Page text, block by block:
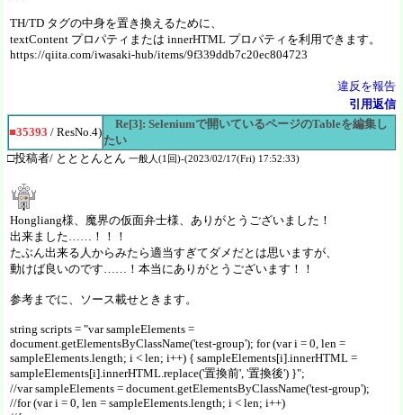
TH/TD タグの中身を置き換えるために、
textContent プロパティまたは innerHTML プロパティを利用できます。
https://qiita.com/iwasaki-hub/items/9f339ddb7c20ec804723
違反を報告
引用返信
■35393 / ResNo.4)
Re[3]: Seleniumで開いているページのTableを編集し
たい
□投稿者/ とととんとん 一般人(1回)-(2023/02/17(Fri) 17:52:33)
Hongliang様、魔界の仮面弁士様、ありがとうございました！
出来ました……！！！
たぶん出来る人からみたら適当すぎてダメだとは思いますが、
動けば良いのです……！本当にありがとうございます！！
参考までに、ソース載せときます。
string scripts = "var sampleElements =
document.getElementsByClassName('test-group'); for (var i = 0, len =
sampleElements.length; i < len; i++) { sampleElements[i].innerHTML =
sampleElements[i].innerHTML.replace('置換前', '置換後') }";
//var sampleElements = document.getElementsByClassName('test-group');
//for (var i = 0, len = sampleElements.length; i < len; i++)